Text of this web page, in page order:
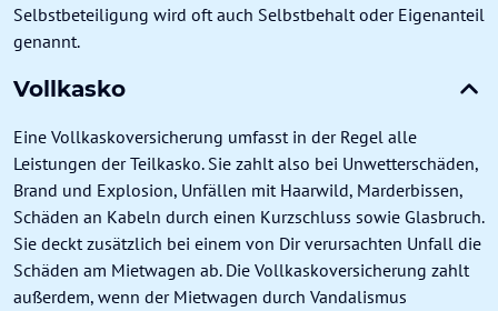
Selbstbeteiligung wird oft auch Selbstbehalt oder Eigenanteil
genannt.
Vollkasko
Eine Vollkaskoversicherung umfasst in der Regel alle
Leistungen der Teilkasko. Sie zahlt also bei Unwetterschäden,
Brand und Explosion, Unfällen mit Haarwild, Marderbissen,
Schäden an Kabeln durch einen Kurzschluss sowie Glasbruch.
Sie deckt zusätzlich bei einem von Dir verursachten Unfall die
Schäden am Mietwagen ab. Die Vollkaskoversicherung zahlt
außerdem, wenn der Mietwagen durch Vandalismus